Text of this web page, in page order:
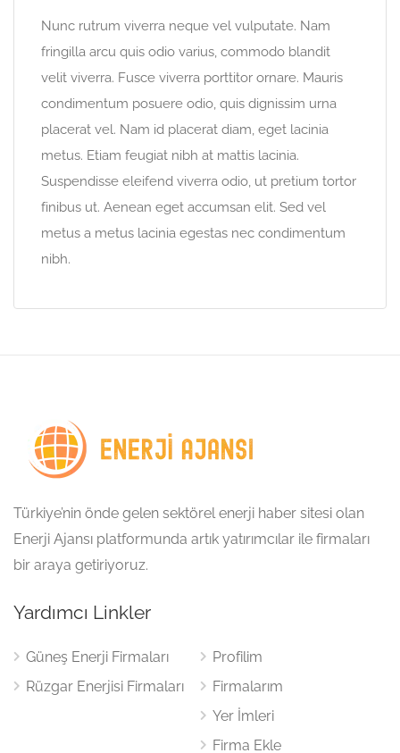
Nunc rutrum viverra neque vel vulputate. Nam
fringilla arcu quis odio varius, commodo blandit
velit viverra. Fusce viverra porttitor ornare. Mauris
condimentum posuere odio, quis dignissim urna
placerat vel. Nam id placerat diam, eget lacinia
metus. Etiam feugiat nibh at mattis lacinia.
Suspendisse eleifend viverra odio, ut pretium tortor
finibus ut. Aenean eget accumsan elit. Sed vel
metus a metus lacinia egestas nec condimentum
nibh.
Türkiye’nin önde gelen sektörel enerji haber sitesi olan
Enerji Ajansı platformunda artık yatırımcılar ile firmaları
bir araya getiriyoruz.
Yardımcı Linkler
Güneş Enerji Firmaları
Rüzgar Enerjisi Firmaları
Profilim
Firmalarım
Yer İmleri
Firma Ekle